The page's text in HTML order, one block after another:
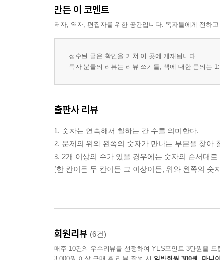
만든 이 코멘트
저자, 역자, 편집자를 위한 공간입니다. 독자들에게 전하
접수된 글은 확인을 거쳐 이 곳에 게재됩니다.
독자 분들의 리뷰는 리뷰 쓰기를, 책에 대한 문의는
출판사 리뷰
1. 숫자는 연속해서 칠하는 칸 수를 의미한다.
2. 문제의 위와 왼쪽의 숫자가 만나는 부분을 찾아
3. 2개 이상의 수가 있을 경우에는 숫자의 순서대
(한 칸이든 두 칸이든 그 이상이든, 위와 왼쪽의 숫
회원리뷰 (6건)
매주 10건의 우수리뷰를 선정하여 YES포인트 3만원을 드
3,000원 이상 구매 후 리뷰 작성 시 일반회원 300원, 마니